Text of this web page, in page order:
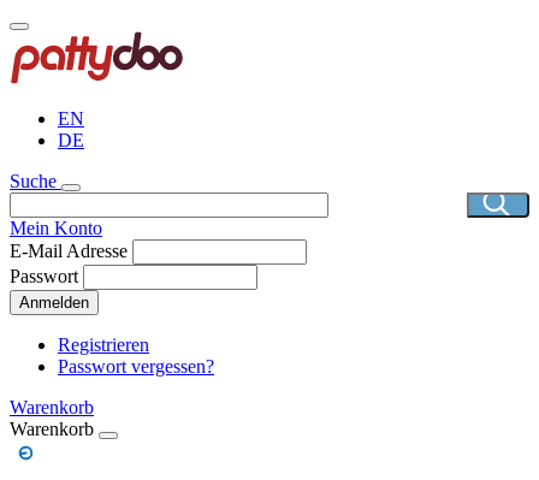
Direkt
zum
Inhalt
EN
DE
Suche
Mein Konto
E-Mail Adresse
Passwort
Anmelden
Registrieren
Passwort vergessen?
Warenkorb
Warenkorb